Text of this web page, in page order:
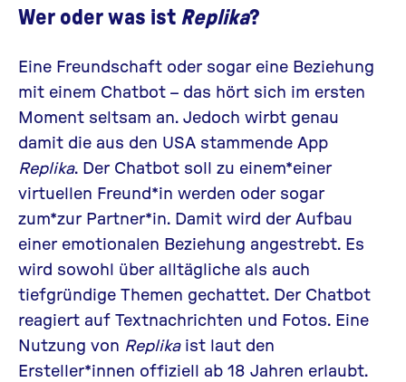
Wer oder was ist Replika?
Eine Freundschaft oder sogar eine Beziehung
mit einem Chatbot – das hört sich im ersten
Moment seltsam an. Jedoch wirbt genau
damit die aus den USA stammende App
Replika. Der Chatbot soll zu einem*einer
virtuellen Freund*in werden oder sogar
zum*zur Partner*in. Damit wird der Aufbau
einer emotionalen Beziehung angestrebt. Es
wird sowohl über alltägliche als auch
tiefgründige Themen gechattet. Der Chatbot
reagiert auf Textnachrichten und Fotos. Eine
Nutzung von Replikaist laut den
Ersteller*innen offiziell ab 18 Jahren erlaubt.